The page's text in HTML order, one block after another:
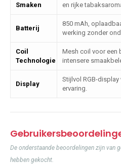
Smaken
en rijke
Batterij
850 mAh,
werking zonder
Coil
Technologie
Mesh coil voor een
intensere
Display
Stijlvol RGB-
ervaring.
De onderstaande beoordelingen zijn van
hebben gekocht.